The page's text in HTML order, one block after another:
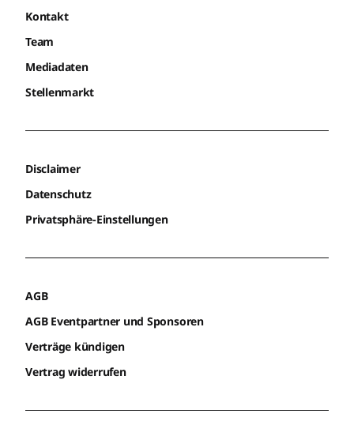
Kontakt
Team
Mediadaten
Stellenmarkt
Disclaimer
Datenschutz
Privatsphäre-Einstellungen
AGB
AGB Eventpartner und Sponsoren
Verträge kündigen
Vertrag widerrufen